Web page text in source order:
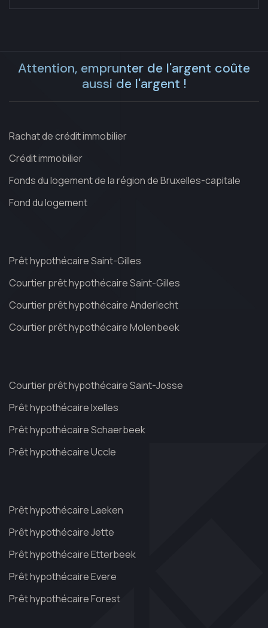
Attention, emprunter de l'argent coûte
aussi de l'argent !
Rachat de crédit immobilier
Crédit immobilier
Fonds du logement de la région de Bruxelles-capitale
Fond du logement
Prêt hypothécaire Saint-Gilles
Courtier prêt hypothécaire Saint-Gilles
Courtier prêt hypothécaire Anderlecht
Courtier prêt hypothécaire Molenbeek
Courtier prêt hypothécaire Saint-Josse
Prêt hypothécaire Ixelles
Prêt hypothécaire Schaerbeek
Prêt hypothécaire Uccle
Prêt hypothécaire Laeken
Prêt hypothécaire Jette
Prêt hypothécaire Etterbeek
Prêt hypothécaire Evere
Prêt hypothécaire Forest